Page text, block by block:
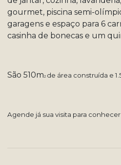
gourmet, piscina semi-
garagens e espaço para 6
casinha de bonecas e um
São 510m2 de área construída e
Agende já sua visita para